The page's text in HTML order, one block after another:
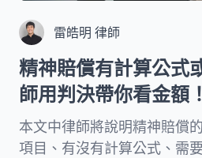
雷皓明 律師
精神賠償有計算公式
師用判決帶你看金額！
本文中律師將說明精神賠償
項目、有沒有計算公式、需